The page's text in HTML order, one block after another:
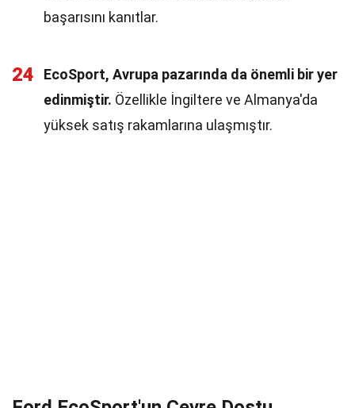
başarısını kanıtlar.
24
EcoSport, Avrupa pazarında da önemli bir yer
edinmiştir. Özellikle İngiltere ve Almanya'da
yüksek satış rakamlarına ulaşmıştır.